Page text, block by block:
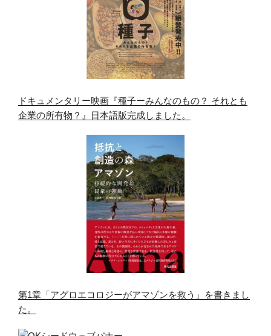
ドキュメンタリー映画『種子ーみんなのもの？ それとも
企業の所有物？』日本語版完成しました。
第1章「アグロエコロジーがアマゾンを救う」を書きまし
た。